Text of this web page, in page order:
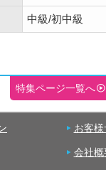
中級/初中級
特集ページ一覧へ
お客様
会社概